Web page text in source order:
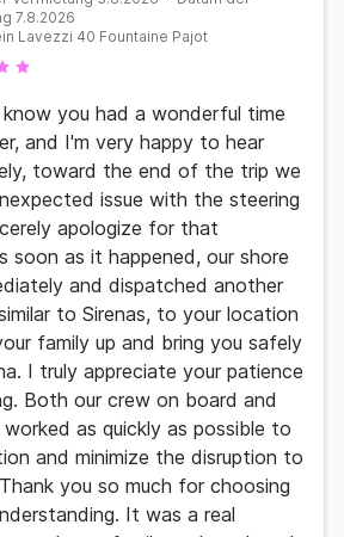
7.8.2026
Lavezzi 40 Fountaine Pajot
know you had a wonderful time
and I'm very happy to hear
toward the end of the trip we
issue with the steering
apologize for that
soon as it happened, our shore
and dispatched another
to Sirenas, to your location
family up and bring you safely
I truly appreciate your patience
Both our crew on board and
as quickly as possible to
and minimize the disruption to
you so much for choosing
It was a real